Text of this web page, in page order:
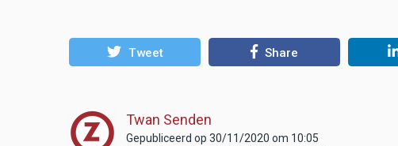
Tweet Share
Twan Senden
Gepubliceerd op 30/11/2020 om 10:05